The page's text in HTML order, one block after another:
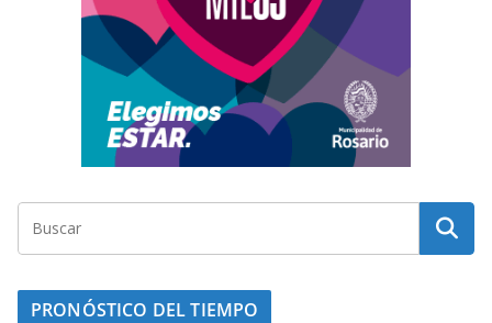
PRONÓSTICO DEL TIEMPO